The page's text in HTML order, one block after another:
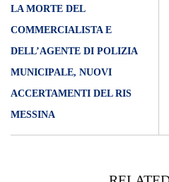
LA MORTE DEL
COMMERCIALISTA E
DELL’AGENTE DI POLIZIA
MUNICIPALE, NUOVI
ACCERTAMENTI DEL RIS
MESSINA